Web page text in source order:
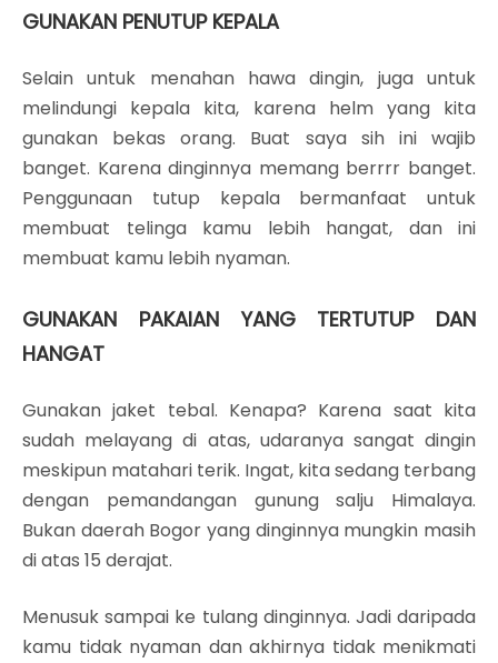
GUNAKAN PENUTUP KEPALA
Selain untuk menahan hawa dingin, juga untuk
melindungi kepala kita, karena helm yang kita
gunakan bekas orang. Buat saya sih ini wajib
banget. Karena dinginnya memang berrrr banget.
Penggunaan tutup kepala bermanfaat untuk
membuat telinga kamu lebih hangat, dan ini
membuat kamu lebih nyaman.
GUNAKAN PAKAIAN YANG TERTUTUP DAN
HANGAT
Gunakan jaket tebal. Kenapa? Karena saat kita
sudah melayang di atas, udaranya sangat dingin
meskipun matahari terik. Ingat, kita sedang terbang
dengan pemandangan gunung salju Himalaya.
Bukan daerah Bogor yang dinginnya mungkin masih
di atas 15 derajat.
Menusuk sampai ke tulang dinginnya. Jadi daripada
kamu tidak nyaman dan akhirnya tidak menikmati